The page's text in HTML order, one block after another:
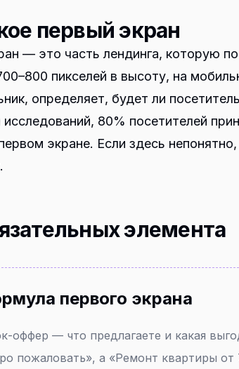
первый экран
— это часть лендинга, которую
пикселей в высоту, на
определяет, будет ли
80% посетителей
экране. Если здесь
элемента
первого экрана
оффер — что предлагаете и какая
пожаловать», а «Ремонт квартиры